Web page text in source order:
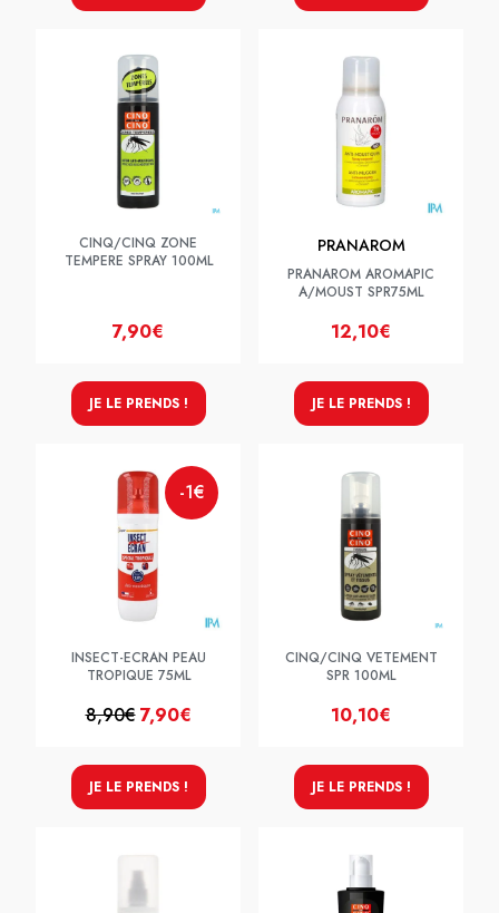
CINQ/CINQ ZONE
TEMPERE SPRAY 100ML
7,90€
JE LE PRENDS !
PRANAROM
PRANAROM AROMAPIC
A/MOUST SPR75ML
12,10€
JE LE PRENDS !
-1€
INSECT-ECRAN PEAU
TROPIQUE 75ML
8,90€7,90€
JE LE PRENDS !
CINQ/CINQ VETEMENT
SPR 100ML
10,10€
JE LE PRENDS !